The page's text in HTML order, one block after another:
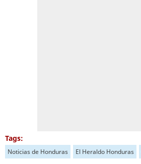
Tags:
Noticias de Honduras El Heraldo Honduras